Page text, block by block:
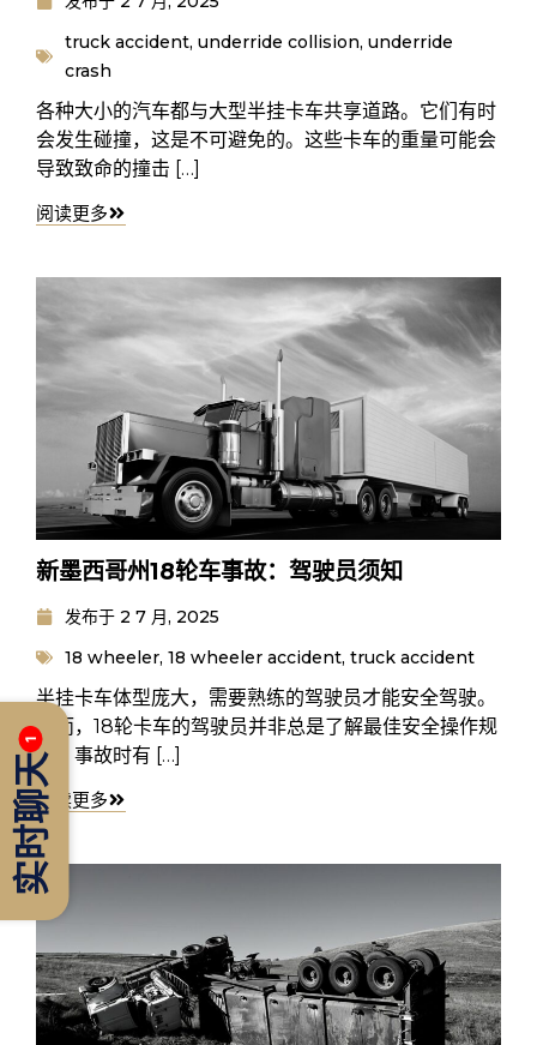
truck accident, underride collision, underride
crash
各种大小的汽车都与大型半挂卡车共享道路。它们有时
会发生碰撞，这是不可避免的。这些卡车的重量可能会
导致致命的撞击 […]
阅读更多
新墨西哥州18轮车事故：驾驶员须知
发布于 2 7 月, 2025
18 wheeler, 18 wheeler accident, truck accident
半挂卡车体型庞大，需要熟练的驾驶员才能安全驾驶。
然而，18轮卡车的驾驶员并非总是了解最佳安全操作规
范，事故时有 […]
阅读更多
实时聊天
1